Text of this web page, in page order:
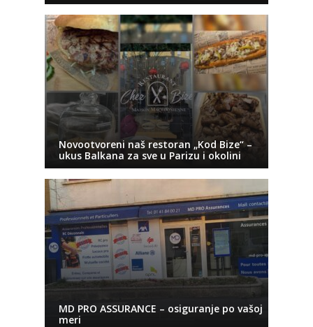
Novootvoreni naš restoran „Kod Bize“ –
ukus Balkana za sve u Parizu i okolini
MD PRO ASSURANCE – osiguranje po vašoj
meri